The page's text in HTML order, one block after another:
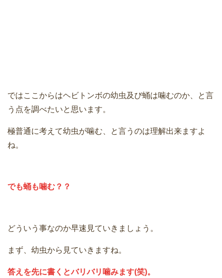
ではここからはヘビトンボの幼虫及び蛹は噛むのか、と言
う点を調べたいと思います。
極普通に考えて幼虫が噛む、と言うのは理解出来ますよ
ね。
でも蛹も噛む？？
どういう事なのか早速見ていきましょう。
まず、幼虫から見ていきますね。
答えを先に書くとバリバリ噛みます(笑)。